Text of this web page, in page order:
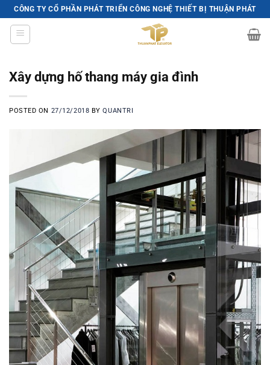
Skip
to
content
CÔNG TY CỔ PHẦN PHÁT TRIỂN CÔNG NGHỆ THIẾT BỊ THUẬN PHÁT
Xây dựng hố thang máy gia đình
POSTED ON 27/12/2018 BYQUANTRI